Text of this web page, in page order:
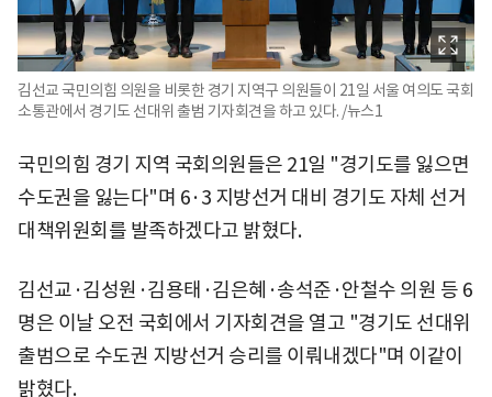
김선교 국민의힘 의원을 비롯한 경기 지역구 의원들이 21일 서울 여의도 국회
소통관에서 경기도 선대위 출범 기자회견을 하고 있다. /뉴스1
국민의힘 경기 지역 국회의원들은 21일 "경기도를 잃으면
수도권을 잃는다"며 6·3 지방선거 대비 경기도 자체 선거
대책위원회를 발족하겠다고 밝혔다.
김선교·김성원·김용태·김은혜·송석준·안철수 의원 등 6
명은 이날 오전 국회에서 기자회견을 열고 "경기도 선대위
출범으로 수도권 지방선거 승리를 이뤄내겠다"며 이같이
밝혔다.